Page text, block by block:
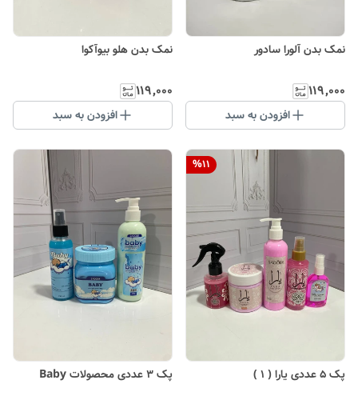
نمک بدن آلورا سادور
۱۱۹٬۰۰۰
افزودن به سبد
نمک بدن هلو بیوآکوا
۱۱۹٬۰۰۰
افزودن به سبد
%11
پک ۵ عددی یارا ( ۱ ) پک ۳ عددی محصولات Baby